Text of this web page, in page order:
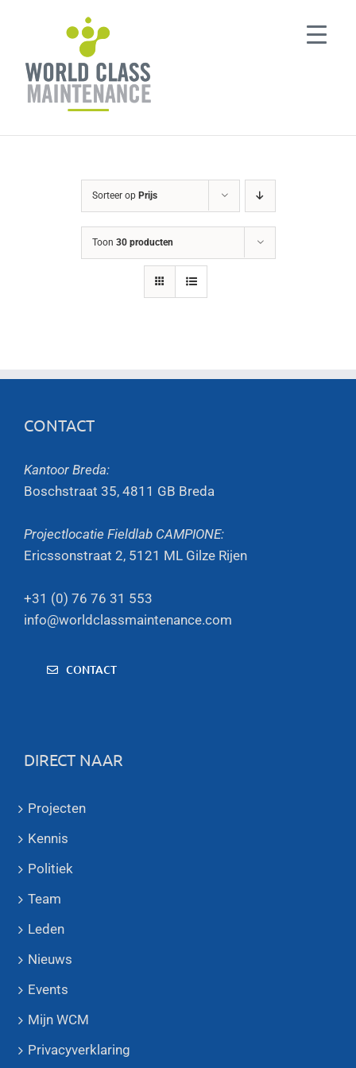
Sorteer op Prijs
Toon 30 producten
CONTACT
Kantoor Breda:
Boschstraat 35, 4811 GB Breda
Projectlocatie Fieldlab CAMPIONE:
Ericssonstraat 2, 5121 ML Gilze Rijen
+31 (0) 76 76 31 553
info@worldclassmaintenance.com
CONTACT
DIRECT NAAR
Projecten
Kennis
Politiek
Team
Leden
Nieuws
Events
Mijn WCM
Privacyverklaring